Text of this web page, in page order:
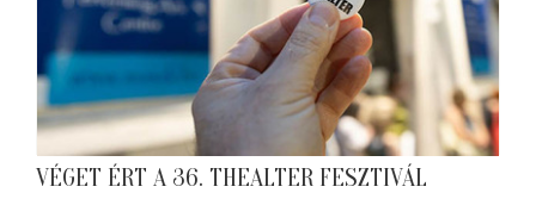
VÉGET ÉRT A 36. THEALTER FESZTIVÁL